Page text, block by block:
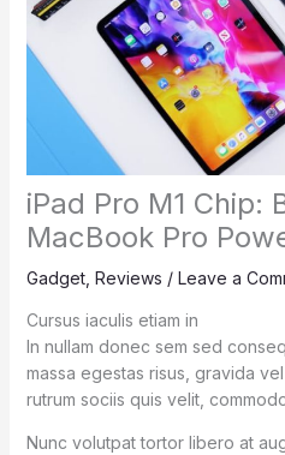
iPad Pro M1 Chip:
MacBook Pro
Gadget, Reviews / Leave a
Cursus iaculis etiam in
In nullam donec sem sed
massa egestas risus, gravida
rutrum sociis quis velit,
Nunc volutpat tortor libero at